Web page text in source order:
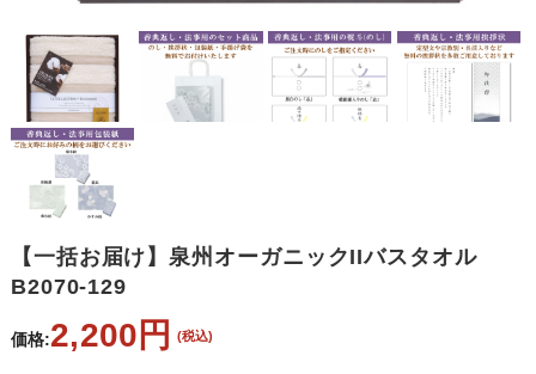
【一括お届け】泉州オーガニックIIバスタオル
B2070-129
価格:2,200円 (税込)